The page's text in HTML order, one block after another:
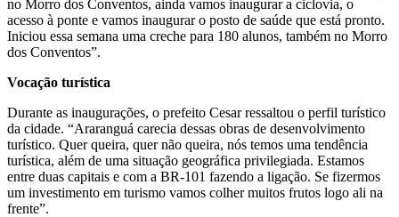
no Morro dos Conventos, ainda vamos inaugurar a ciclovia, o
acesso à ponte e vamos inaugurar o posto de saúde que está pronto.
Iniciou essa semana uma creche para 180 alunos, também no Morro
dos Conventos”.
Vocação turística
Durante as inaugurações, o prefeito Cesar ressaltou o perfil turístico
da cidade. “Araranguá carecia dessas obras de desenvolvimento
turístico. Quer queira, quer não queira, nós temos uma tendência
turística, além de uma situação geográfica privilegiada. Estamos
entre duas capitais e com a BR-101 fazendo a ligação. Se fizermos
um investimento em turismo vamos colher muitos frutos logo ali na
frente”.